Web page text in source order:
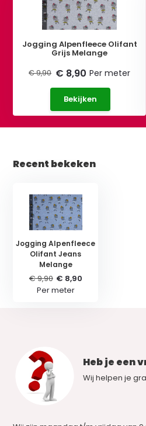
Jogging Alpenfleece Olifant
Grijs Melange
€ 9,90 € 8,90 Per meter
Bekijken
Recent bekeken
Jogging Alpenfleece
Olifant Jeans
Melange
€ 9,90 € 8,90
Per meter
Heb je een
Wij helpen je